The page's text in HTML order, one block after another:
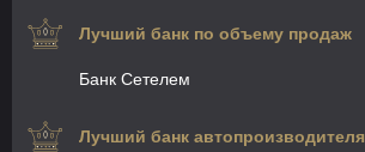
Лучший банк по объему продаж
Банк Сетелем
Лучший банк автопроизводителя